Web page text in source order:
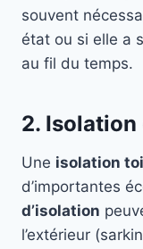
souvent
état ou si elle a
au fil du temps.
2. Isolation
Une isolation
d’importantes
d’isolation
l’extérieur